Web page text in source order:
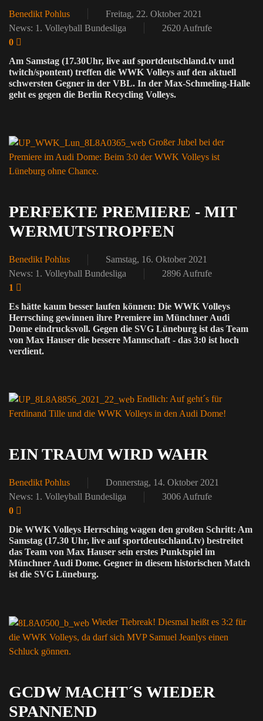
Benedikt Pohlus
Freitag, 22. Oktober 2021
News: 1. Volleyball Bundesliga
2620 Aufrufe
0
Am Samstag (17.30Uhr, live auf sportdeutschland.tv und
twitch/spontent) treffen die WWK Volleys auf den aktuell
schwersten Gegner in der VBL. In der Max-Schmeling-Halle
geht es gegen die Berlin Recycling Volleys.
Großer Jubel bei der
Premiere im Audi Dome: Beim 3:0 der WWK Volleys ist
Lüneburg ohne Chance.
PERFEKTE PREMIERE - MIT
WERMUTSTROPFEN
Benedikt Pohlus
Samstag, 16. Oktober 2021
News: 1. Volleyball Bundesliga
2896 Aufrufe
1
Es hätte kaum besser laufen können: Die WWK Volleys
Herrsching gewinnen ihre Premiere im Münchner Audi
Dome eindrucksvoll. Gegen die SVG Lüneburg ist das Team
von Max Hauser die bessere Mannschaft - das 3:0 ist hoch
verdient.
Endlich: Auf geht´s für
Ferdinand Tille und die WWK Volleys in den Audi Dome!
EIN TRAUM WIRD WAHR
Benedikt Pohlus
Donnerstag, 14. Oktober 2021
News: 1. Volleyball Bundesliga
3006 Aufrufe
0
Die WWK Volleys Herrsching wagen den großen Schritt: Am
Samstag (17.30 Uhr, live auf sportdeutschland.tv) bestreitet
das Team von Max Hauser sein erstes Punktspiel im
Münchner Audi Dome. Gegner in diesem historischen Match
ist die SVG Lüneburg.
Wieder Tiebreak! Diesmal heißt es 3:2 für
die WWK Volleys, da darf sich MVP Samuel Jeanlys einen
Schluck gönnen.
GCDW MACHT´S WIEDER
SPANNEND